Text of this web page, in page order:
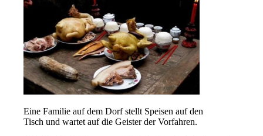
Eine Familie auf dem Dorf stellt Speisen auf den
Tisch und wartet auf die Geister der Vorfahren.